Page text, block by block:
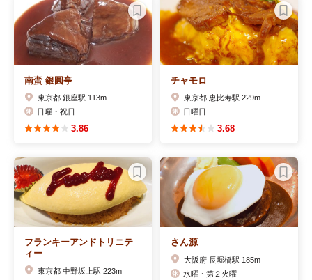
南蛮 銀圓亭
東京都 銀座駅 113m
日曜・祝日
3.86
チャモロ
東京都 恵比寿駅 229m
日曜日
3.68
フランキーアンドトリニテ
ィー
東京都 中野坂上駅 223m
さん源
大阪府 長堀橋駅 185m
水曜・第２火曜